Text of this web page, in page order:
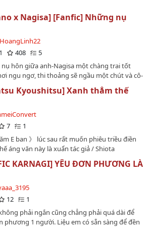
x Nagisa] [Fanfic] Những nụ
408
5
hôn giữa anh-Nagisa một chàng trai tốt
ngu ngơ, thi thoảng sẽ ngầu một chút và cô-
một cô gái tinh nghịch, hoạt bát nhưng thực
một diễn viên tài ba có thể che dấu mọi cảm
mình dưới lớp mặt nạ do cô tạo ra…
Kyoushitsu] Xanh thẳm thế
7
1
E ban 》 lúc sau rất muốn phiêu triều điền
áng văn này là xuẩn tác giả / Shiota
về hằng ngày văn, ngắnĐại khái là Shiota
dưỡng một đóa hoa, sau lại hoa ăn hắn
này là si hán công × ôn nhu (? ) thụTag:
mạn, Duyên trời tác hợp, Ảo tưởng không
vănTừ khóa tìm kiếm: Vai chính: Tần Ngọc
tới phiêu chử a…
KARNAGI] YÊU ĐƠN PHƯƠNG LÀ
12
1
phải ngắn cũng chẳng phải quá dài để
phương 1 người. Liệu em có sẵn sàng để đền